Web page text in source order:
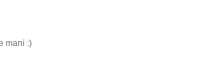
mani :)